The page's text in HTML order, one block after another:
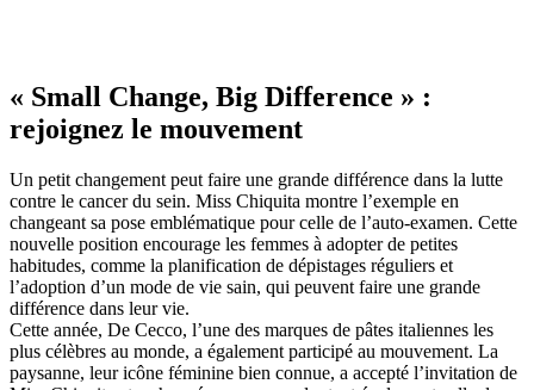
« Small Change, Big Difference » :
rejoignez le mouvement
Un petit changement peut faire une grande différence dans la lutte
contre le cancer du sein. Miss Chiquita montre l’exemple en
changeant sa pose emblématique pour celle de l’auto-examen. Cette
nouvelle position encourage les femmes à adopter de petites
habitudes, comme la planification de dépistages réguliers et
l’adoption d’un mode de vie sain, qui peuvent faire une grande
différence dans leur vie.
Cette année, De Cecco, l’une des marques de pâtes italiennes les
plus célèbres au monde, a également participé au mouvement. La
paysanne, leur icône féminine bien connue, a accepté l’invitation de